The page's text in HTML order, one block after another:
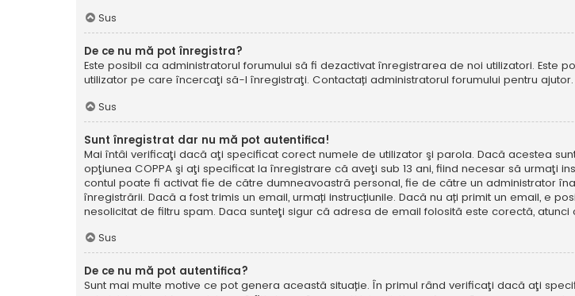
Sus
De ce nu mă pot înregistra?
Este posibil ca administratorul forumului să fi dezactivat înregistrarea de noi utilizatori. Este
utilizator pe care încercaţi să-l înregistraţi. Contactați administratorul forumului pentru ajutor.
Sus
Sunt înregistrat dar nu mă pot autentifica!
Mai întâi verificaţi dacă aţi specificat corect numele de utilizator şi parola. Dacă acestea
opţiunea COPPA şi aţi specificat la înregistrare că aveţi sub 13 ani, fiind necesar să urmaţi
contul poate fi activat fie de către dumneavoastră personal, fie de către un administrator
înregistrării. Dacă a fost trimis un email, urmați instrucțiunile. Dacă nu ați primit un email, e
nesolicitat de filtru spam. Daca sunteţi sigur că adresa de email folosită este corectă, atunci
Sus
De ce nu mă pot autentifica?
Sunt mai multe motive ce pot genera această situație. În primul rând verificaţi dacă aţi